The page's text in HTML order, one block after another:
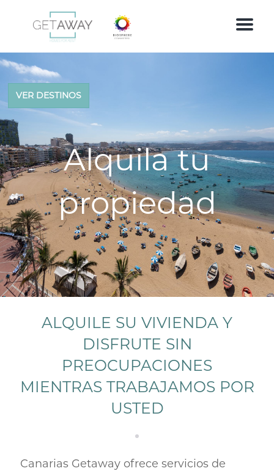
M
VER DESTINOS
Alquila tu
propiedad
ALQUILE SU VIVIENDA Y
DISFRUTE SIN
PREOCUPACIONES
MIENTRAS TRABAJAMOS POR
USTED
Canarias Getaway ofrece servicios de